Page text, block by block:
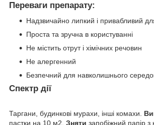
Переваги препарату:
Надзвичайно липкий і привабливий
Проста та зручна в користуванні
Не містить отрут і хімічних речовин
Не алергенний
Безпечний для навколишнього
Спектр дії
Таргани, будинкові мурахи, інші комахи.
пастки на 10 м2. Зняти запобіжний папір з